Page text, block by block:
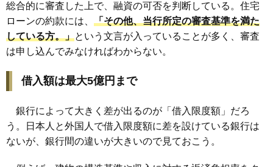
総合的に審査した上で、融資の可否を判断している。住宅
ローンの約款には、 「その他、当行所定の審査基準を満た
している方。」という文言が入っていることが多く、審査
は申し込んでみなければわからない。
借入額は最大5億円まで
銀行によって大きく差が出るのが「借入限度額」だろ
う。日本人と外国人で借入限度額に差を設けている銀行は
ないが、銀行間の違いが大きいので見ておこう。